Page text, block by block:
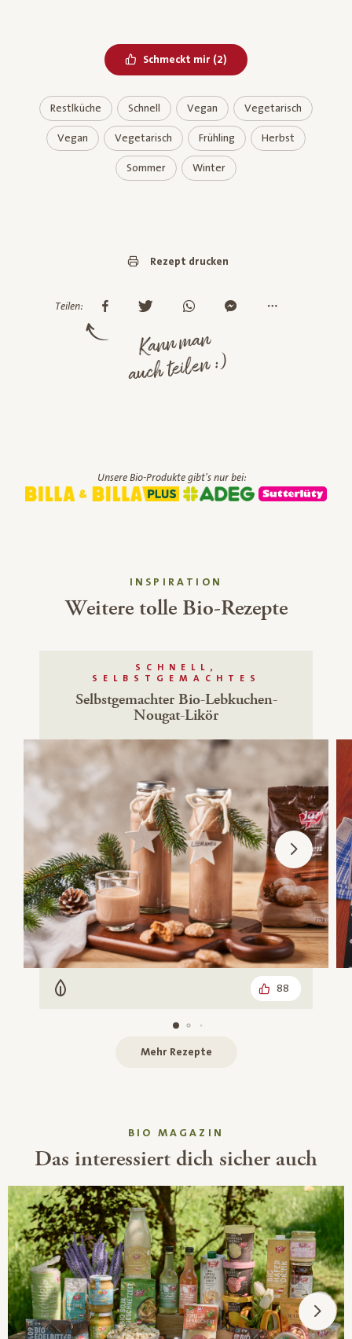
Schmeckt mir Bereits geliked
(2)
Restlküche Schnell Vegan Vegetarisch
Vegan Vegetarisch Frühling Herbst
Sommer Winter
Rezept drucken
Teilen:
Kann man
auch teilen :)
Unsere Bio-Produkte gibt's nur bei:
INSPIRATION
Weitere tolle Bio-Rezepte
SCHNELL,
SELBSTGEMACHTES
Selbstgemachter Bio-Lebkuchen-
Nougat-Likör
Vegetarisch 88
Mehr Rezepte
BIO MAGAZIN
Das interessiert dich sicher auch